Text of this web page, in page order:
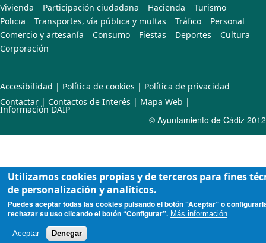
Vivienda
Participación ciudadana Hacienda
Turismo
Policia
Transportes, vía pública y multas Tráfico
Personal
Comercio y artesanía
Consumo Fiestas Deportes
Cultura
Corporación
Accesibilidad | Política de cookies | Política de privacidad
Contactar | Contactos de Interés | Mapa Web |
Información DAIP
© Ayuntamiento de Cádiz 2012
Utilizamos cookies propias y de terceros para fines
de personalización y analíticos.
Puedes aceptar todas las cookies pulsando el botón “Aceptar” o
rechazar su uso clicando el botón “Configurar”. Más información
Aceptar Denegar